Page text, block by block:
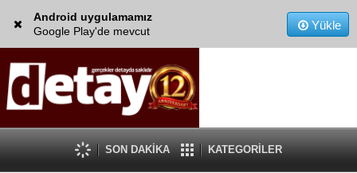
Android uygulamamız
Google Play'de mevcut
Yükle
SON DAKİKA KATEGORİLER